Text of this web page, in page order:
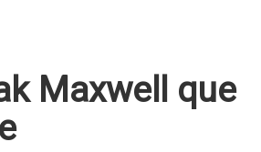
Maxwell que